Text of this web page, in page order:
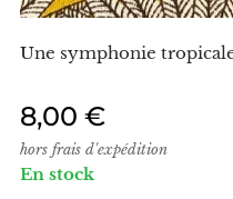
Une symphonie
8,00 €
hors frais d'expédition
En stock